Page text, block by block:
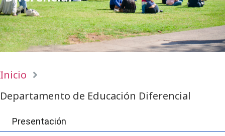
Inicio
Departamento de Educación Diferencial
Presentación